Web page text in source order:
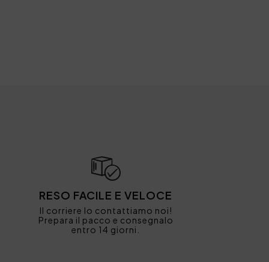
RESO FACILE E VELOCE
Il corriere lo contattiamo noi!
Prepara il pacco e consegnalo
entro 14 giorni.